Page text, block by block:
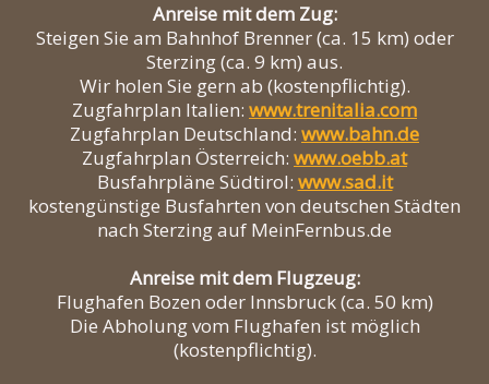
Anreise mit dem Zug:
Steigen Sie am Bahnhof Brenner (ca. 15 km) oder
Sterzing (ca. 9 km) aus.
Wir holen Sie gern ab (kostenpflichtig).
Zugfahrplan Italien: www.trenitalia.com
Zugfahrplan Deutschland: www.bahn.de
Zugfahrplan Österreich: www.oebb.at
Busfahrpläne Südtirol: www.sad.it
kostengünstige Busfahrten von deutschen Städten
nach Sterzing auf MeinFernbus.de
Anreise mit dem Flugzeug:
Flughafen Bozen oder Innsbruck (ca. 50 km)
Die Abholung vom Flughafen ist möglich
(kostenpflichtig).